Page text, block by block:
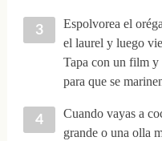
Espolvorea el
el laurel y luego
Tapa con un film y
para que se
Cuando vayas a
grande o una olla